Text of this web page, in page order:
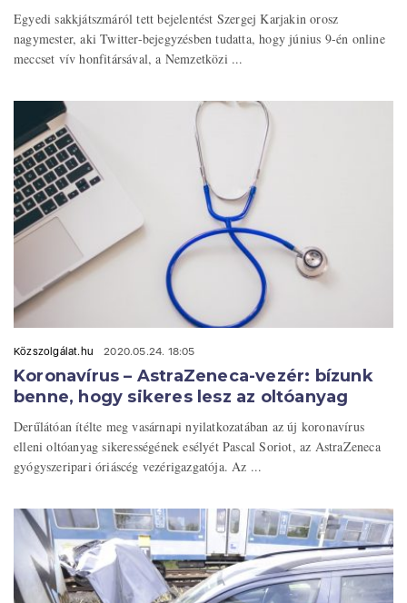
Egyedi sakkjátszmáról tett bejelentést Szergej Karjakin orosz
nagymester, aki Twitter-bejegyzésben tudatta, hogy június 9-én online
meccset vív honfitársával, a Nemzetközi ...
Közszolgálat.hu 2020.05.24. 18:05
Koronavírus – AstraZeneca-vezér: bízunk
benne, hogy sikeres lesz az oltóanyag
Derűlátóan ítélte meg vasárnapi nyilatkozatában az új koronavírus
elleni oltóanyag sikerességének esélyét Pascal Soriot, az AstraZeneca
gyógyszeripari óriáscég vezérigazgatója. Az ...